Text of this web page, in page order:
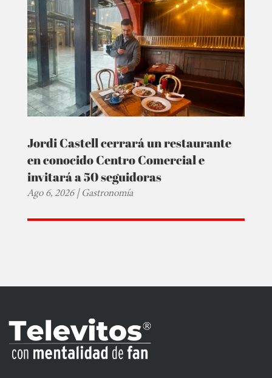
Jordi Castell cerrará un restaurante
en conocido Centro Comercial e
invitará a 50 seguidoras
Ago 6, 2026|Gastronomía